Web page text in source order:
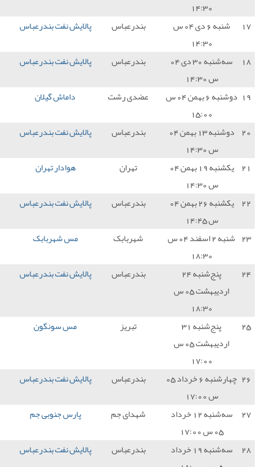
پالایش نفت بندرعباس 2 - 1 سایپا
پالایش نفت بندرعباس 1 - 1 نساجی مازندران
رشت داماش گیلان 0 - 1 پالایش نفت بندرعباس
پالایش نفت بندرعباس 0 - 0 نیروی زمینی تهران
هوادار تهران 0 - 0 پالایش نفت بندرعباس
پالایش نفت بندرعباس 0 - 0 شناور سازی قشم
مس شهربابک 1 - 0 پالایش نفت بندرعباس
پالایش نفت بندرعباس 1 - 1 نفت و گاز گچساران
مس سونگون 2 - 1 پالایش نفت بندرعباس
پالایش نفت بندرعباس 1 - 0 فرد البرز
جم پارس جنوبی جم 0 - 0 پالایش نفت بندرعباس
پالایش نفت بندرعباس 1 - 0 شهرداری نوشهر